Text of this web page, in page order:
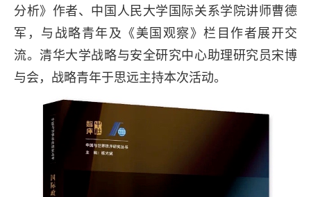
分析》作者、中国人民大学国际关系学院讲师曹德
军，与战略青年及《美国观察》栏目作者展开交
流。清华大学战略与安全研究中心助理研究员宋博
与会，战略青年于思远主持本次活动。